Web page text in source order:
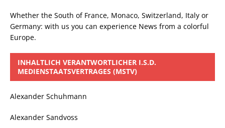
Whether the South of France, Monaco, Switzerland, Italy or
Germany: with us you can experience News from a colorful
Europe.
INHALTLICH VERANTWORTLICHER I.S.D.
MEDIENSTAATSVERTRAGES (MSTV)
Alexander Schuhmann
Alexander Sandvoss